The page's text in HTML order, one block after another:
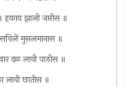
हयगय झाली जप्तीस ॥
मुसलमानास ॥
दळ लावी पाठीस ॥
लावी छातीस ॥